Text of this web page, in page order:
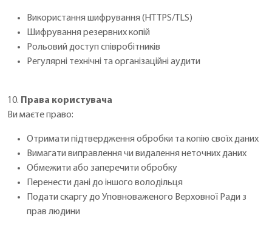
Використання шифрування (HTTPS/TLS)
Шифрування резервних копій
Рольовий доступ співробітників
Регулярні технічні та організаційні аудити
10. Права користувача
Ви маєте право:
Отримати підтвердження обробки та копію своїх даних
Вимагати виправлення чи видалення неточних даних
Обмежити або заперечити обробку
Перенести дані до іншого володільця
Подати скаргу до Уповноваженого Верховної Ради з
прав людини